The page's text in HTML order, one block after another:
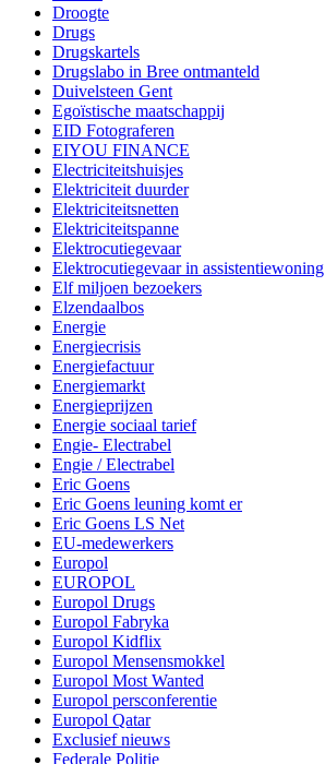
Droogte
Drugs
Drugskartels
Drugslabo in Bree ontmanteld
Duivelsteen Gent
Egoïstische maatschappij
EID Fotograferen
EIYOU FINANCE
Electriciteitshuisjes
Elektriciteit duurder
Elektriciteitsnetten
Elektriciteitspanne
Elektrocutiegevaar
Elektrocutiegevaar in assistentiewoning
Elf miljoen bezoekers
Elzendaalbos
Energie
Energiecrisis
Energiefactuur
Energiemarkt
Energieprijzen
Energie sociaal tarief
Engie- Electrabel
Engie / Electrabel
Eric Goens
Eric Goens leuning komt er
Eric Goens LS Net
EU-medewerkers
Europol
EUROPOL
Europol Drugs
Europol Fabryka
Europol Kidflix
Europol Mensensmokkel
Europol Most Wanted
Europol persconferentie
Europol Qatar
Exclusief nieuws
Federale Politie